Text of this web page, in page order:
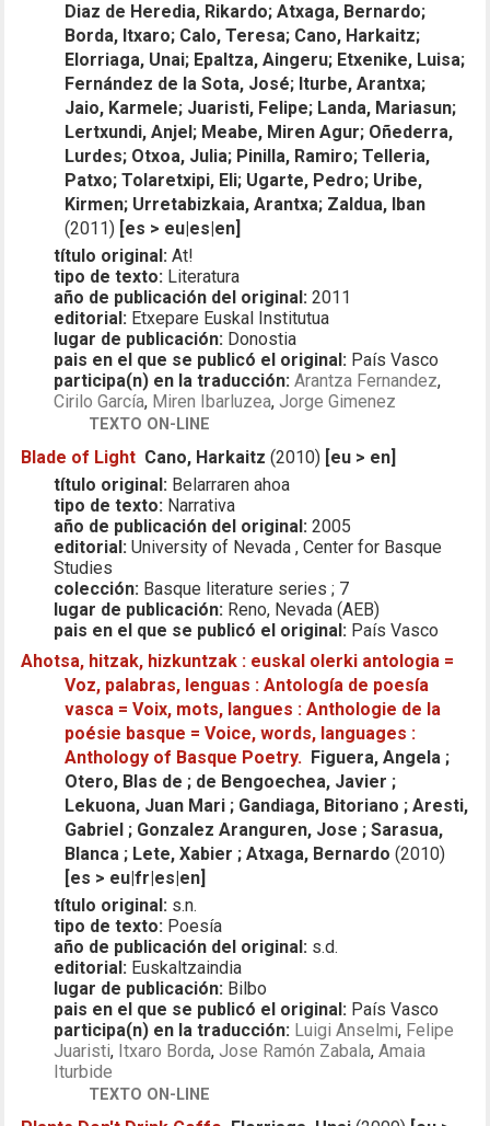
Diaz de Heredia, Rikardo; Atxaga, Bernardo;
Borda, Itxaro; Calo, Teresa; Cano, Harkaitz;
Elorriaga, Unai; Epaltza, Aingeru; Etxenike, Luisa;
Fernández de la Sota, José; Iturbe, Arantxa;
Jaio, Karmele; Juaristi, Felipe; Landa, Mariasun;
Lertxundi, Anjel; Meabe, Miren Agur; Oñederra,
Lurdes; Otxoa, Julia; Pinilla, Ramiro; Telleria,
Patxo; Tolaretxipi, Eli; Ugarte, Pedro; Uribe,
Kirmen; Urretabizkaia, Arantxa; Zaldua, Iban
(2011) [es > eu|es|en]
título original: At!
tipo de texto: Literatura
año de publicación del original: 2011
editorial: Etxepare Euskal Institutua
lugar de publicación: Donostia
pais en el que se publicó el original: País Vasco
participa(n) en la traducción: Arantza Fernandez,
Cirilo García, Miren Ibarluzea,Jorge Gimenez
TEXTO ON-LINE
Blade of Light Cano, Harkaitz (2010) [eu > en]
título original: Belarraren ahoa
tipo de texto: Narrativa
año de publicación del original: 2005
editorial: University of Nevada , Center for Basque
Studies
colección: Basque literature series ; 7
lugar de publicación: Reno, Nevada (AEB)
pais en el que se publicó el original: País Vasco
Ahotsa, hitzak, hizkuntzak : euskal olerki antologia =
Voz, palabras, lenguas : Antología de poesía
vasca = Voix, mots, langues : Anthologie de la
poésie basque = Voice, words, languages :
Anthology of Basque Poetry. Figuera, Angela ;
Otero, Blas de ; de Bengoechea, Javier ;
Lekuona, Juan Mari ; Gandiaga, Bitoriano ; Aresti,
Gabriel ; Gonzalez Aranguren, Jose ; Sarasua,
Blanca ; Lete, Xabier ; Atxaga, Bernardo (2010)
[es > eu|fr|es|en]
título original: s.n.
tipo de texto: Poesía
año de publicación del original: s.d.
editorial: Euskaltzaindia
lugar de publicación: Bilbo
pais en el que se publicó el original: País Vasco
participa(n) en la traducción: Luigi Anselmi, Felipe
Juaristi, Itxaro Borda,Jose Ramón Zabala,Amaia
Iturbide
TEXTO ON-LINE